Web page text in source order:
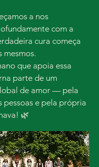
a nos
com a
cura começa
mesmos.
que apoia essa
parte de um
de amor — pela
pessoas e pela própria
🌿